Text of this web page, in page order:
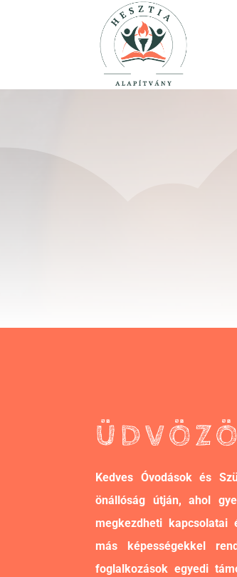
Kedves Óvodások és
önállóság útján, ahol
megkezdheti
más képességekkel
foglalkozások egyedi